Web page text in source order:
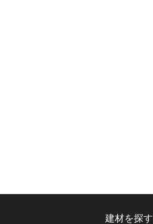
建材を探す